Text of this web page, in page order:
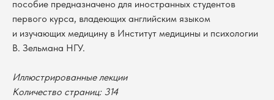
пособие предназначено для иностранных студентов
первого курса, владеющих английским языком
и изучающих медицину в Институт медицины и психологии
В. Зельмана НГУ.
Иллюстрированные лекции
Количество страниц: 314